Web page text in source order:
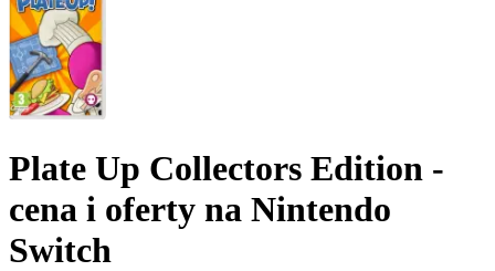
Plate Up Collectors Edition -
cena i oferty na Nintendo
Switch